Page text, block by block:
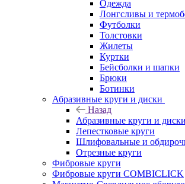
Одежда
Лонгсливы и
Футболки
Толстовки
Жилеты
Куртки
Бейсболки и шапки
Брюки
Ботинки
Абразивные круги и диски
Назад
Абразивные круги и диски
Лепестковые круги
Шлифовальные и
Отрезные круги
Фибровые круги
Фибровые круги COMBICLICK